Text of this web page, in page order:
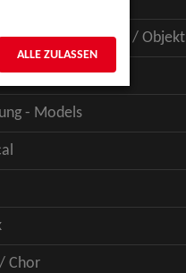
- Figur / Puppe / Objekt
- Talents
- Models
Chor
ALLE ZULASSEN